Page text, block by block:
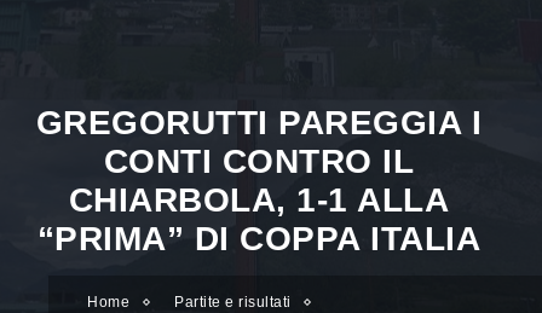
GREGORUTTI PAREGGIA I
CONTI CONTRO IL
CHIARBOLA, 1-1 ALLA
“PRIMA” DI COPPA ITALIA
Home Partite e risultati